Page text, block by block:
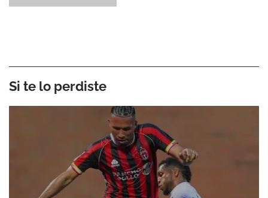
Si te lo perdiste